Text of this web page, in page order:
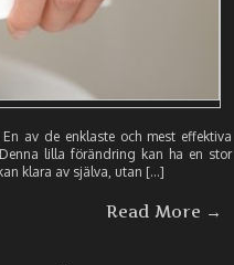
av de enklaste och mest effektiva
lilla förändring kan ha en stor
klara av själva, utan […]
Read More →